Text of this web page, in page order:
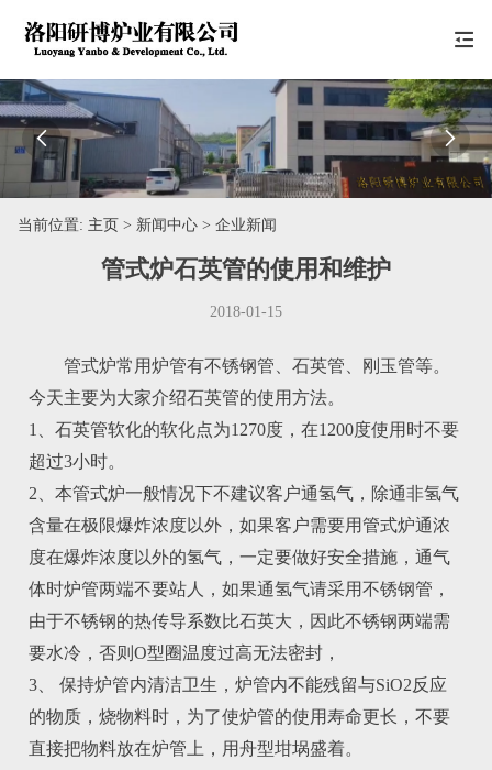
 
当前位置: 主页 > 新闻中心 > 企业新闻
管式炉石英管的使用和维护
2018-01-15
管式炉常用炉管有不锈钢管、石英管、刚玉管等。
今天主要为大家介绍石英管的使用方法。
1、石英管软化的软化点为1270度，在1200度使用时不要
超过3小时。
2、本管式炉一般情况下不建议客户通氢气，除通非氢气
含量在极限爆炸浓度以外，如果客户需要用管式炉通浓
度在爆炸浓度以外的氢气，一定要做好安全措施，通气
体时炉管两端不要站人，如果通氢气请采用不锈钢管，
由于不锈钢的热传导系数比石英大，因此不锈钢两端需
要水冷，否则O型圈温度过高无法密封，
3、 保持炉管内清洁卫生，炉管内不能残留与SiO2反应
的物质，烧物料时，为了使炉管的使用寿命更长，不要
直接把物料放在炉管上，用舟型坩埚盛着。